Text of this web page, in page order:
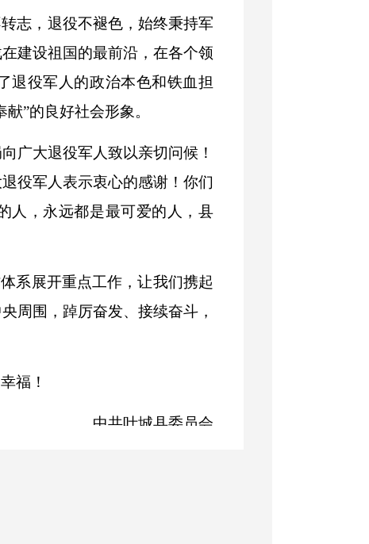
志，退役不褪色，始终秉持军
建设祖国的最前沿，在各个领
退役军人的政治本色和铁血担
”的良好社会形象。
广大退役军人致以亲切问候！
役军人表示衷心的感谢！你们
人，永远都是最可爱的人，县
系展开重点工作，让我们携起
周围，踔厉奋发、接续奋斗，
福！
中共叶城县委员会